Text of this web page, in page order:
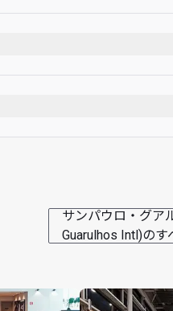
Each US$28 deduction
for which the
will receive US$56 off their bill
サンパウロ・グア
Guarulhos Intl)の